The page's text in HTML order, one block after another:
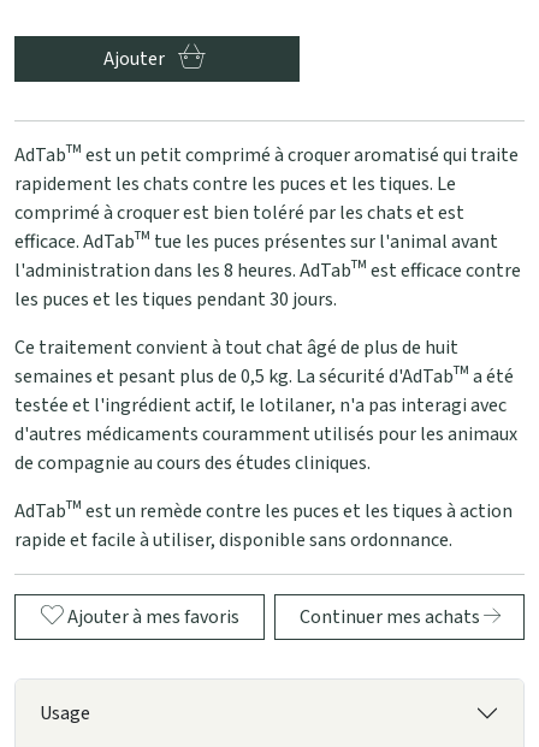
Ajouter
AdTabᵀᴹ est un petit comprimé à croquer aromatisé qui traite
rapidement les chats contre les puces et les tiques. Le
comprimé à croquer est bien toléré par les chats et est
efficace. AdTabᵀᴹ tue les puces présentes sur l'animal avant
l'administration dans les 8 heures. AdTabᵀᴹ est efficace contre
les puces et les tiques pendant 30 jours.
Ce traitement convient à tout chat âgé de plus de huit
semaines et pesant plus de 0,5 kg. La sécurité d'AdTabᵀᴹ a été
testée et l'ingrédient actif, le lotilaner, n'a pas interagi avec
d'autres médicaments couramment utilisés pour les animaux
de compagnie au cours des études cliniques.
AdTabᵀᴹ est un remède contre les puces et les tiques à action
rapide et facile à utiliser, disponible sans ordonnance.
Ajouter à mes favoris Continuer mes achats
Usage